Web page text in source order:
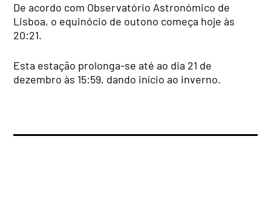
De acordo com Observatório Astronómico de
Lisboa, o equinócio de outono começa hoje às
20:21.
Esta estação prolonga-se até ao dia 21 de
dezembro às 15:59, dando início ao inverno.